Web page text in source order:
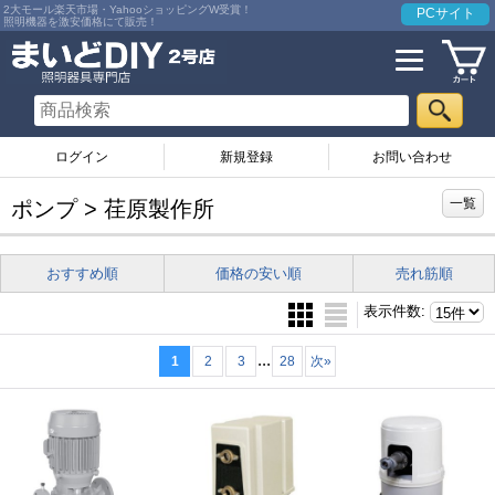
2大モール楽天市場・YahooショッピングW受賞！
照明機器を激安価格にて販売！
PCサイト
ログイン お問い合わせ
ポンプ > 荏原製作所 一覧
おすすめ順 価格の安い順 売れ筋順
表示件数:
1 2 3 ... 28 次»